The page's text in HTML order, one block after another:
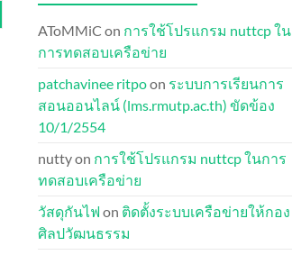
AToMMiC on การใช้โปรแกรม nuttcp ใน
การทดสอบเครือข่าย
patchavinee ritpoon ระบบการเรียนการ
สอนออนไลน์ (lms.rmutp.ac.th) ขัดข้อง
10/1/2554
nuttyon การใช้โปรแกรม nuttcp ในการ
ทดสอบเครือข่าย
วัสดุกันไฟ on ติดตั้งระบบเครือข่ายให้กอง
ศิลปวัฒนธรรม